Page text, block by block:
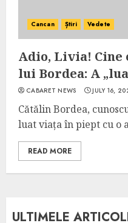
Cancan Știri Vedete
Adio, Livia! Cine
lui Bordea: A
CABARET NEWS JULY 16,
Cătălin Bordea,
luat viața în piept cu o
READ MORE
ULTIMELE